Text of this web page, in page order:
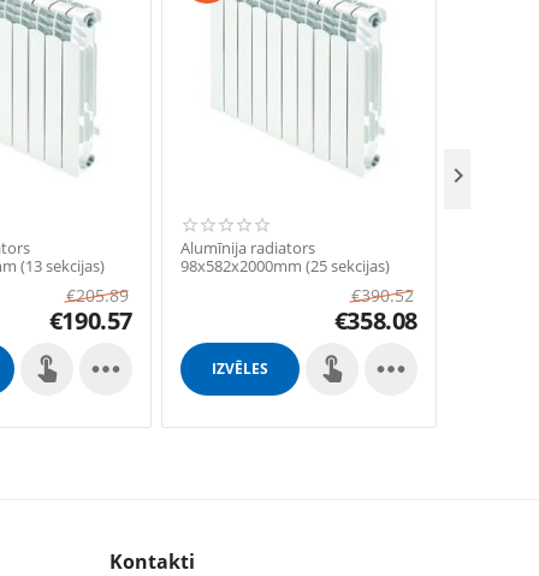
(13 sekcijas)
€205.89
€190.57

Alumīnija radiators
98x582x2000mm (25 sekcijas)
€390.52
€358.08
IZVĒLES 

Kontakti